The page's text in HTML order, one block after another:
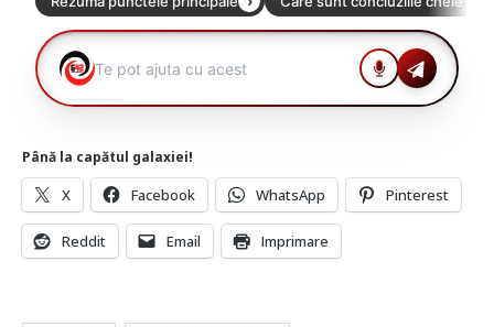
Până la capătul galaxiei!
X Facebook WhatsApp Pinterest
Reddit Email Imprimare